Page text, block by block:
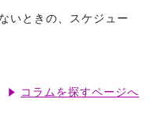
いときの、スケジュー
コラムを探すページへ